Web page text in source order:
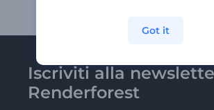
Iscriviti alla
Renderforest
Got it